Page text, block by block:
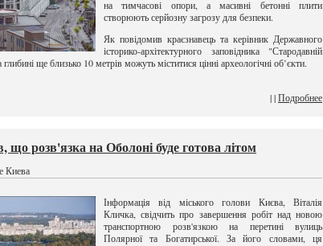
на тимчасові опори, а масивні бетонні плити
створюють серйозну загрозу для безпеки.
Як повідомив краєзнавець та керівник Державного
історико-архітектурного заповідника "Стародавній
ще близько 10 метрів можуть міститися цінні археологічні об’єкти.
| |Подробнее
що розв'язка на Оболоні буде готова літом
Киева
Інформація від міського голови Києва, Віталія
Кличка, свідчить про завершення робіт над новою
транспортною розв'язкою на перетині вулиць
Полярної та Богатирської. За його словами, ця